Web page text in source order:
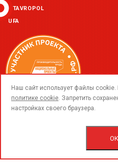
Склад Уфа (г. Уфа, ул.
in stock:not in stock
STAVROPOL
UFA
© 2015-2020 «PerfoGrad» MMC.
Наш сайт использует файлы cookie.
политике cookie. Запретить
настройках своего браузера.
OK